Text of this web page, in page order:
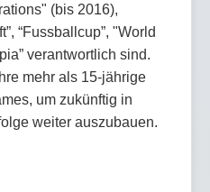
(bis 2016),
“Fussballcup”, "World
verantwortlich sind.
mehr als 15-jährige
um zukünftig in
weiter auszubauen.